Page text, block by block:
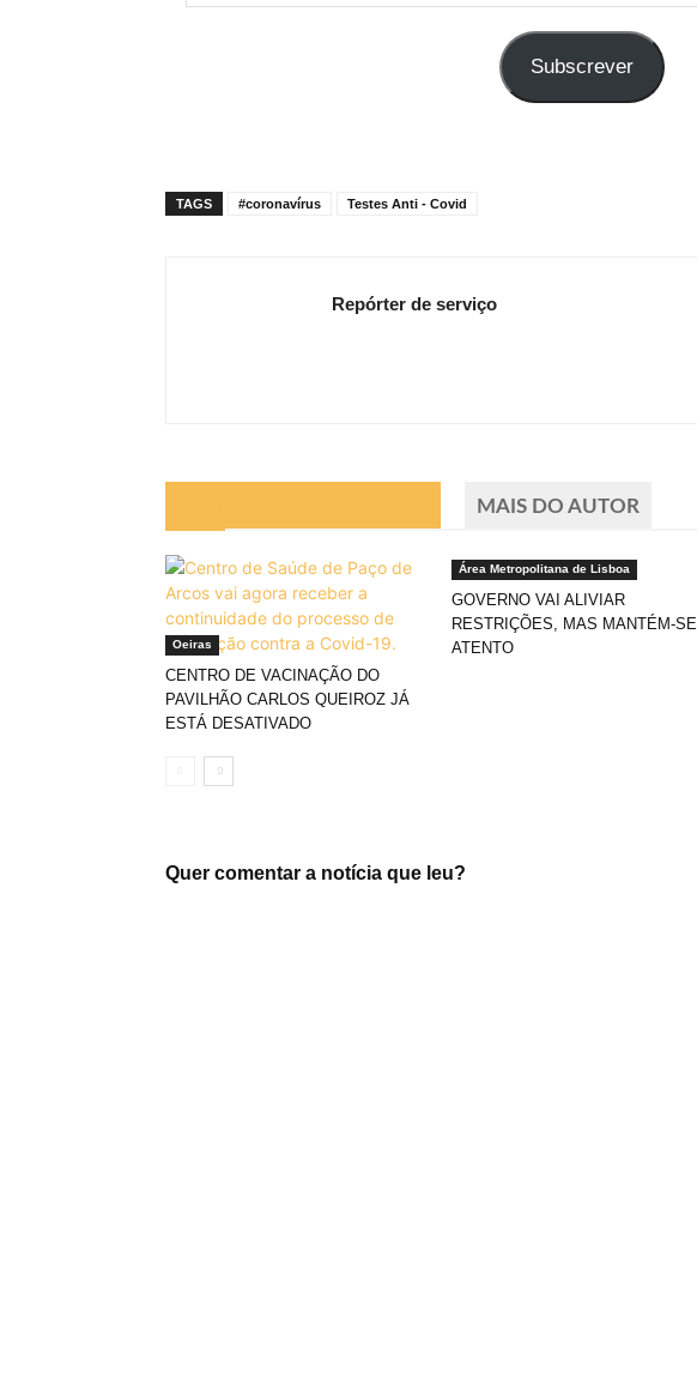
o
Subscrever
TAGS #coronavírus Testes Anti - Covid
Repórter de serviço
MAIS DO AUTOR
Oeiras
CENTRO DE VACINAÇÃO DO
PAVILHÃO CARLOS QUEIROZ JÁ
ESTÁ DESATIVADO
Área Metropolitana de Lisboa
GOVERNO VAI ALIVIAR
RESTRIÇÕES, MAS MANTÉM-SE
ATENTO
Quer comentar a notícia que leu?